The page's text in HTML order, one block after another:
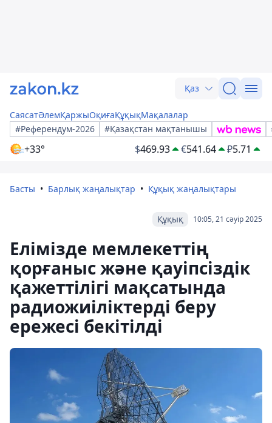
Қаз
СаясатӘлемҚаржыОқиғаҚұқықМақалалар
#Референдум-2026
#Қазақстан мақтанышы
+33° $469.93 €541.64 ₽5.71
Басты Барлық жаңалықтар Құқық жаңалықтары
10:05, 21 сәуір 2025
Құқық
Елімізде мемлекеттің
қорғаныс және қауіпсіздік
қажеттілігі мақсатында
радиожиіліктерді беру
ережесі бекітілді